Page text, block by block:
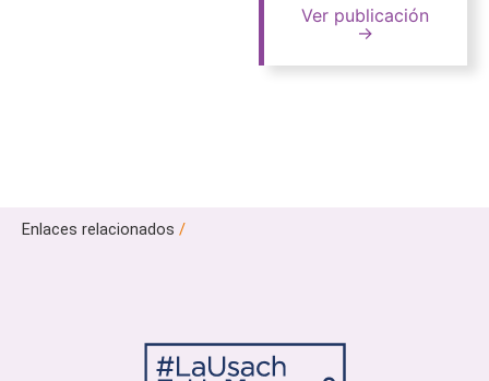
Ver publicación
→
Enlaces relacionados /